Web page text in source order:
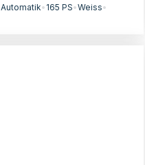
Automatik• 165 PS•Weiss•